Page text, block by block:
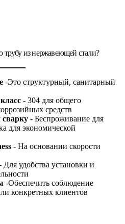
из нержавеющей стали?
-Это структурный, санитарный
- 304 для общего
средств
- Беспроживание для
для экономической
- На основании скорости
Для удобства установки и
-Обеспечить соблюдение
конкретных клиентов